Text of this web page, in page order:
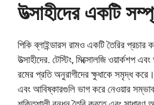
উত্সাহীদের একটি
পিকি ব্লাইন্ডারস রামও একটি তৈরির প্রচার
উত্সাহীদের. টেস্টিং, মিক্সোলজি ওয়ার্কশপ
রমের প্রতি অনুরাগীদের ক্ষুধাকে সমৃদ্ধ
এবং আবিষ্কারগুলি ভাগ করে নেওয়ার